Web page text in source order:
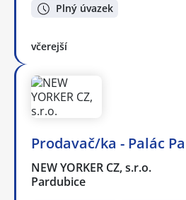
Plný úvazek
včerejší
Prodavač/ka - Palác
NEW YORKER CZ, s.r.o.
Pardubice